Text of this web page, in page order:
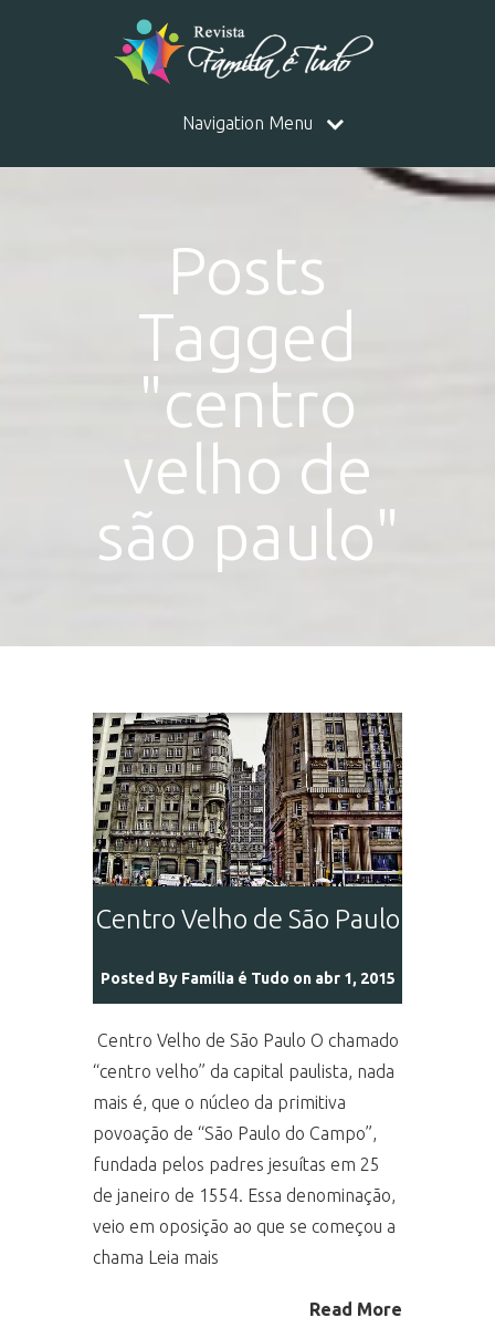
Navigation Menu
Posts
Tagged
"centro
velho de
são paulo"
Centro Velho de São Paulo
Posted By Família é Tudo on abr 1, 2015
Centro Velho de São Paulo O chamado
“centro velho” da capital paulista, nada
mais é, que o núcleo da primitiva
povoação de “São Paulo do Campo”,
fundada pelos padres jesuítas em 25
de janeiro de 1554. Essa denominação,
veio em oposição ao que se começou a
chama Leia mais
Read More